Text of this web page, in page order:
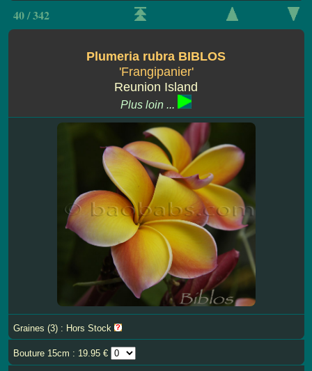
40 / 342
Plumeria rubra BIBLOS
'Frangipanier'
Reunion Island
Plus loin ...
Graines (3) : Hors Stock
Bouture 15cm : 19.95 €